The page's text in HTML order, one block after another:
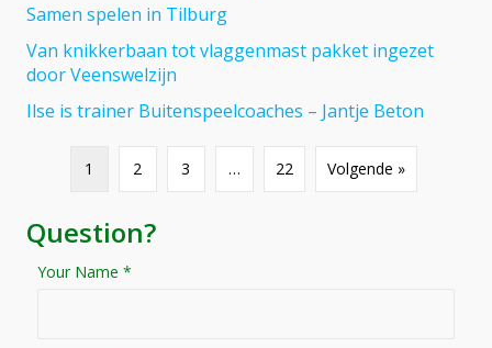
Samen spelen in Tilburg
Van knikkerbaan tot vlaggenmast pakket ingezet
door Veenswelzijn
Ilse is trainer Buitenspeelcoaches – Jantje Beton
1 2 3 … 22 Volgende »
Question?
Your Name *